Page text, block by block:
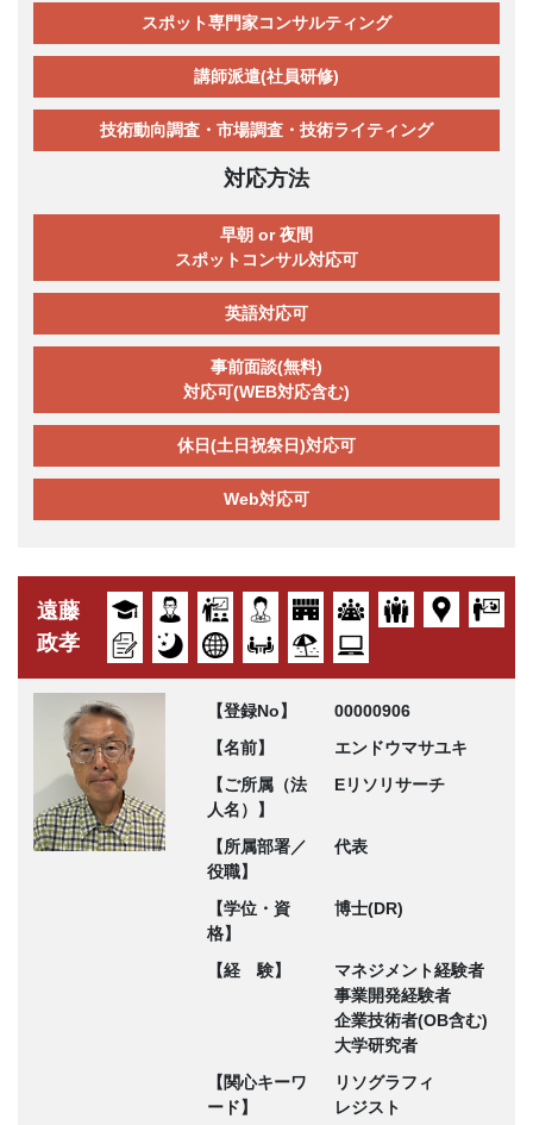
スポット専門家コンサルティング
講師派遣(社員研修)
技術動向調査・市場調査・技術ライティング
対応方法
早朝 or 夜間
スポットコンサル対応可
英語対応可
事前面談(無料)
対応可(WEB対応含む)
休日(土日祝祭日)対応可
Web対応可
遠藤
政孝
【登録No】
00000906
【名前】
エンドウマサユキ
【ご所属（法
人名）】
Eリソリサーチ
【所属部署／
役職】
代表
【学位・資
格】
博士(DR)
【経 験】
マネジメント経験者
事業開発経験者
企業技術者(OB含む)
大学研究者
【関心キーワ
ード】
リソグラフィ
レジスト